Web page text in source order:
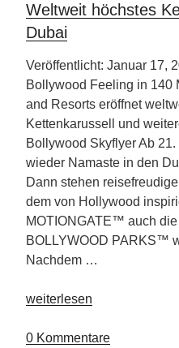
Weltweit höchstes
Dubai
Veröffentlicht: Januar 17,
Bollywood Feeling in 140
and Resorts eröffnet
Kettenkarussell und
Bollywood Skyflyer Ab
wieder Namaste in den
Dann stehen
dem von Hollywood
MOTIONGATE™ auch
BOLLYWOOD PARKS™
Nachdem …
„Weltweit
Kettenkarusell
weiterlesen
0 Kommentare